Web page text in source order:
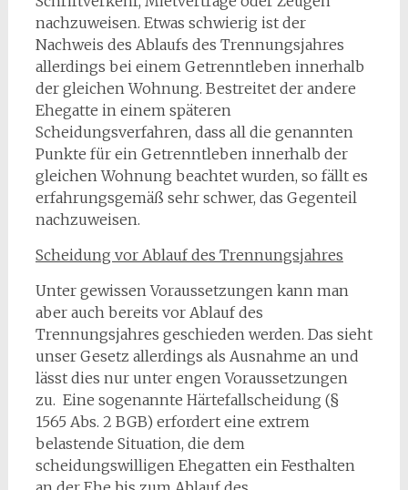
nachzuweisen. Etwas schwierig ist der
Nachweis des Ablaufs des Trennungsjahres
allerdings bei einem Getrenntleben innerhalb
der gleichen Wohnung. Bestreitet der andere
Ehegatte in einem späteren
Scheidungsverfahren, dass all die genannten
Punkte für ein Getrenntleben innerhalb der
gleichen Wohnung beachtet wurden, so fällt es
erfahrungsgemäß sehr schwer, das Gegenteil
nachzuweisen.
Scheidung vor Ablauf des Trennungsjahres
Unter gewissen Voraussetzungen kann man
aber auch bereits vor Ablauf des
Trennungsjahres geschieden werden. Das sieht
unser Gesetz allerdings als Ausnahme an und
lässt dies nur unter engen Voraussetzungen
zu. Eine sogenannte Härtefallscheidung (§
1565 Abs. 2 BGB) erfordert eine extrem
belastende Situation, die dem
scheidungswilligen Ehegatten ein Festhalten